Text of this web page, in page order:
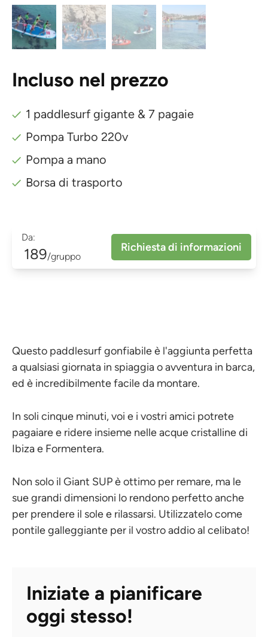
Incluso nel prezzo
1 paddlesurf gigante & 7 pagaie
Pompa Turbo 220v
Pompa a mano
Borsa di trasporto
Da:
189/gruppo
Richiesta di informazioni
Questo paddlesurf gonfiabile è l'aggiunta perfetta
a qualsiasi giornata in spiaggia o avventura in barca,
ed è incredibilmente facile da montare.
In soli cinque minuti, voi e i vostri amici potrete
pagaiare e ridere insieme nelle acque cristalline di
Ibiza e Formentera.
Non solo il Giant SUP è ottimo per remare, ma le
sue grandi dimensioni lo rendono perfetto anche
per prendere il sole e rilassarsi. Utilizzatelo come
pontile galleggiante per il vostro addio al celibato!
Iniziate a pianificare
oggi stesso!